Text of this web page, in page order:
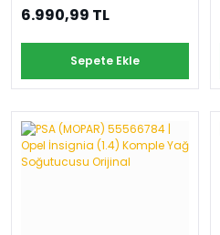
6.990,99 TL
Sepete Ekle